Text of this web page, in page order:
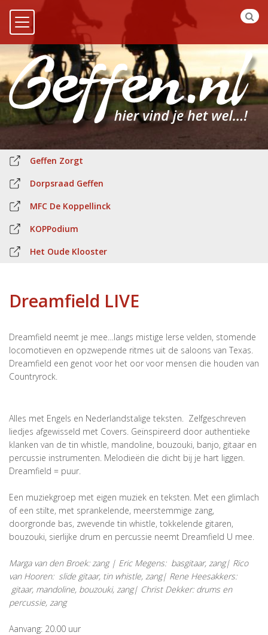
Geffen Zorgt
Dorpsraad Geffen
MFC De Koppellinck
KOPPodium
Het Oude Klooster
Dreamfield LIVE
Dreamfield neemt je mee…langs mistige Ierse velden, stomende
locomotieven en opzwepende ritmes uit de saloons van Texas.
Dreamfield een genot voor het oor voor mensen die houden van
Countryrock.
Alles met Engels en Nederlandstalige teksten. Zelfgeschreven
liedjes afgewisseld met Covers. Geïnspireerd door authentieke
klanken van de tin whistle, mandoline, bouzouki, banjo, gitaar en
percussie instrumenten. Melodieën die dicht bij je hart liggen.
Dreamfield = puur.
Een muziekgroep met eigen muziek en teksten. Met een glimlach
of een stilte, met sprankelende, meerstemmige zang,
doorgronde bas, zwevende tin whistle, tokkelende gitaren,
bouzouki, sierlijke drum en percussie neemt Dreamfield U mee.
Marga van den Broek: zang | Eric Megens: basgitaar, zang| Rico
van Hooren: slide gitaar, tin whistle, zang| Rene Heesakkers:
gitaar, mandoline, bouzouki, zang| Christ Dekker: drums en
percussie, zang
Aanvang: 20.00 uur